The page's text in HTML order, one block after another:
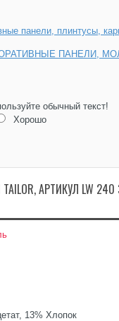
панели, плинтусы,
ПАНЕЛИ,
обычный текст!
Хорошо
АРТИКУЛ LW 240
13% Хлопок